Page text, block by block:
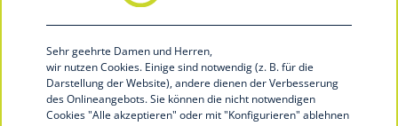
Sehr geehrte Damen und Herren,
wir nutzen Cookies. Einige sind notwendig (z. B. für die
Darstellung der Website), andere dienen der Verbesserung
des Onlineangebots. Sie können die nicht notwendigen
Cookies "Alle akzeptieren" oder mit "Konfigurieren" ablehnen